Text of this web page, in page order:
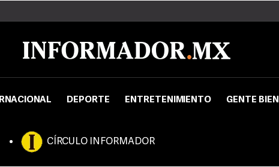
DEPORTE ENTRETENIMIENTO GENTE BIEN
CÍRCULO INFORMADOR